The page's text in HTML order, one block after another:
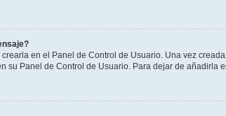
en el Panel de Control de Usuario. Una vez
su Panel de Control de Usuario. Para dejar de añadirla